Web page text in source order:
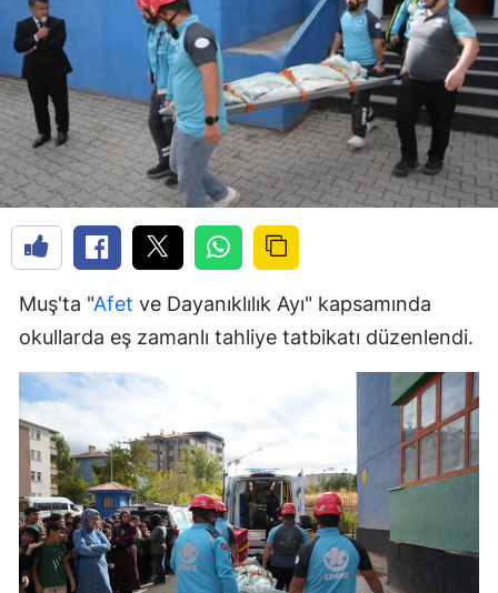
Muş'ta "Afet ve Dayanıklılık Ayı" kapsamında
okullarda eş zamanlı tahliye tatbikatı düzenlendi.